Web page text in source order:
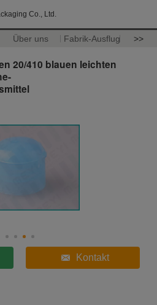
Co., Ltd.
Über uns Fabrik-Ausflug >>
20/410 blauen leichten
Kontakt